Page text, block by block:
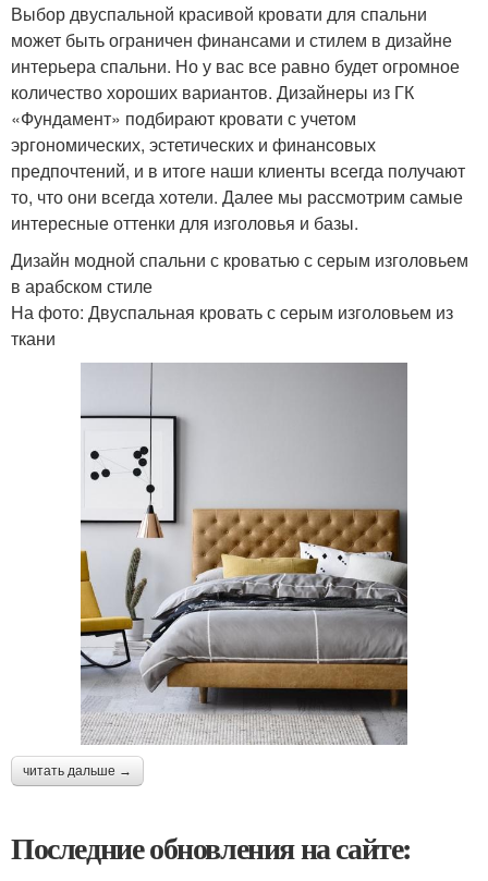
Выбор двуспальной красивой кровати для спальни
может быть ограничен финансами и стилем в дизайне
интерьера спальни. Но у вас все равно будет огромное
количество хороших вариантов. Дизайнеры из ГК
«Фундамент» подбирают кровати с учетом
эргономических, эстетических и финансовых
предпочтений, и в итоге наши клиенты всегда получают
то, что они всегда хотели. Далее мы рассмотрим самые
интересные оттенки для изголовья и базы.
Дизайн модной спальни с кроватью с серым изголовьем
в арабском стиле
На фото: Двуспальная кровать с серым изголовьем из
ткани
читать дальше →
Последние обновления на сайте: